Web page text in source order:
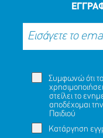
Συμφωνώ ότι
στείλει το
αποδέχομαι την
Παιδιού
Κατάργηση